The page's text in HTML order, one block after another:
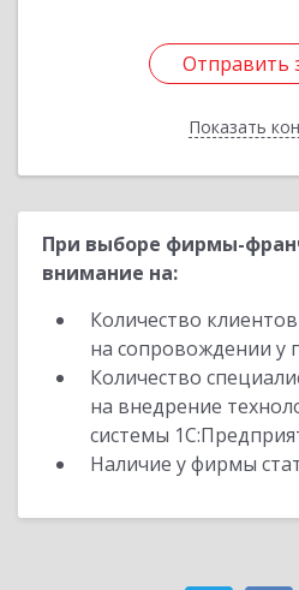
Отправить
Показать
Отправить
Назад
При выборе фирмы-
внимание на:
Количество
на сопровождении у
Количество
на внедрение
системы
Наличие у фирмы